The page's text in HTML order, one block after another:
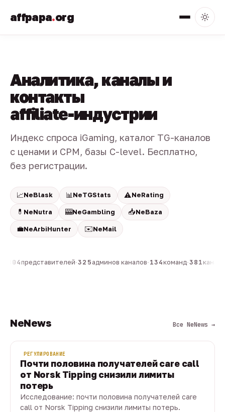
affpapa.org
Аналитика, каналы и
контакты
affiliate-индустрии
Индекс спроса iGaming, каталог TG-каналов
с ценами и CPM, базы C-level. Бесплатно,
без регистрации.
📈NeBlask 📊 NeTGStats ⚠️NeRating
💊 NeNutra 🎰NeGambling 📥NeBaza
💼NeArbiHunter ✉️NeMail
804представителей·325 админов каналов·134команд·381
NeNews Все NeNews →
РЕГУЛИРОВАНИЕ
Почти половина получателей care call
от Norsk Tipping снизили лимиты
потерь
Исследование: почти половина получателей care
call от Norsk Tipping снизили лимиты потерь.